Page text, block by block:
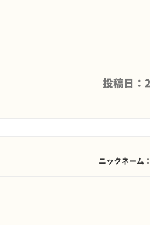
投稿日：
ニックネーム